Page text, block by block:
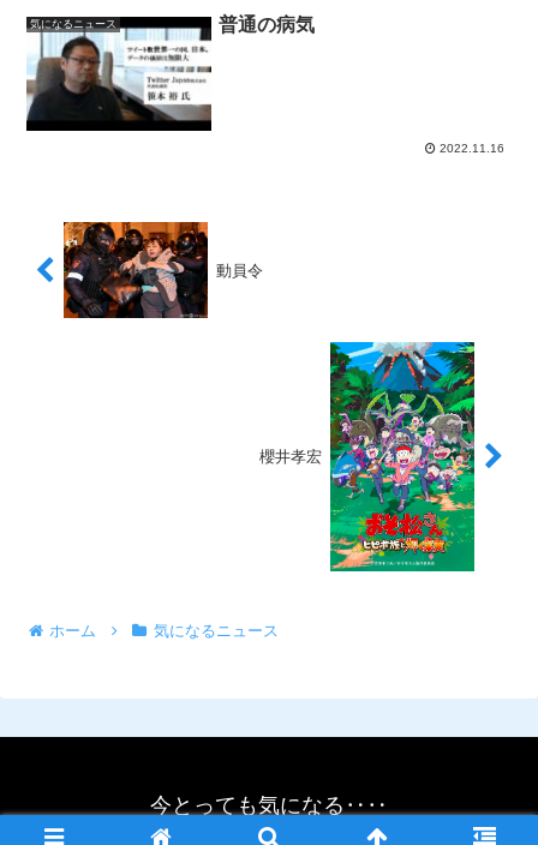
気になるニュース 普通の病気
2022.11.16
動員令
櫻井孝宏
ホーム 気になるニュース
今とっても気になる‥‥
© 2021 今とっても気になる‥‥.